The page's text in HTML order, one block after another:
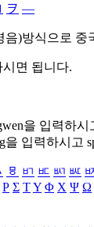
ヲ ―
음)방식으로 중
면 됩니다.
을 입력하시
을 입력하시고
ㅱ ㅲ ㅳ ㅴ ㅵ
Ρ Σ ΤΥ Φ Χ Ψ Ω